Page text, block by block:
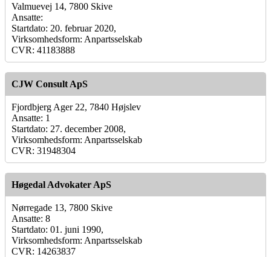
Valmuevej 14, 7800 Skive
Ansatte:
Startdato: 20. februar 2020,
Virksomhedsform: Anpartsselskab
CVR: 41183888
CJW Consult ApS
Fjordbjerg Ager 22, 7840 Højslev
Ansatte: 1
Startdato: 27. december 2008,
Virksomhedsform: Anpartsselskab
CVR: 31948304
Høgedal Advokater ApS
Nørregade 13, 7800 Skive
Ansatte: 8
Startdato: 01. juni 1990,
Virksomhedsform: Anpartsselskab
CVR: 14263837